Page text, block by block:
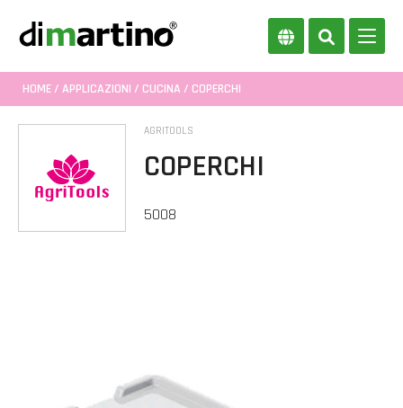
HOME/ APPLICAZIONI / CUCINA / COPERCHI
AGRITOOLS
COPERCHI
5008